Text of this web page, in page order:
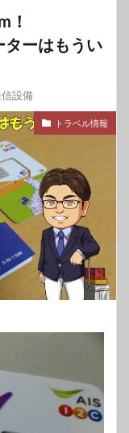
！
ターはもうい
設備
トラベル情報